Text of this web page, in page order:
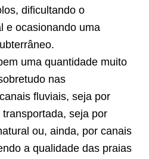
dificultando o
e ocasionando uma
uma quantidade muito
nas
fluviais, seja por
seja por
ou, ainda, por canais
a qualidade das praias